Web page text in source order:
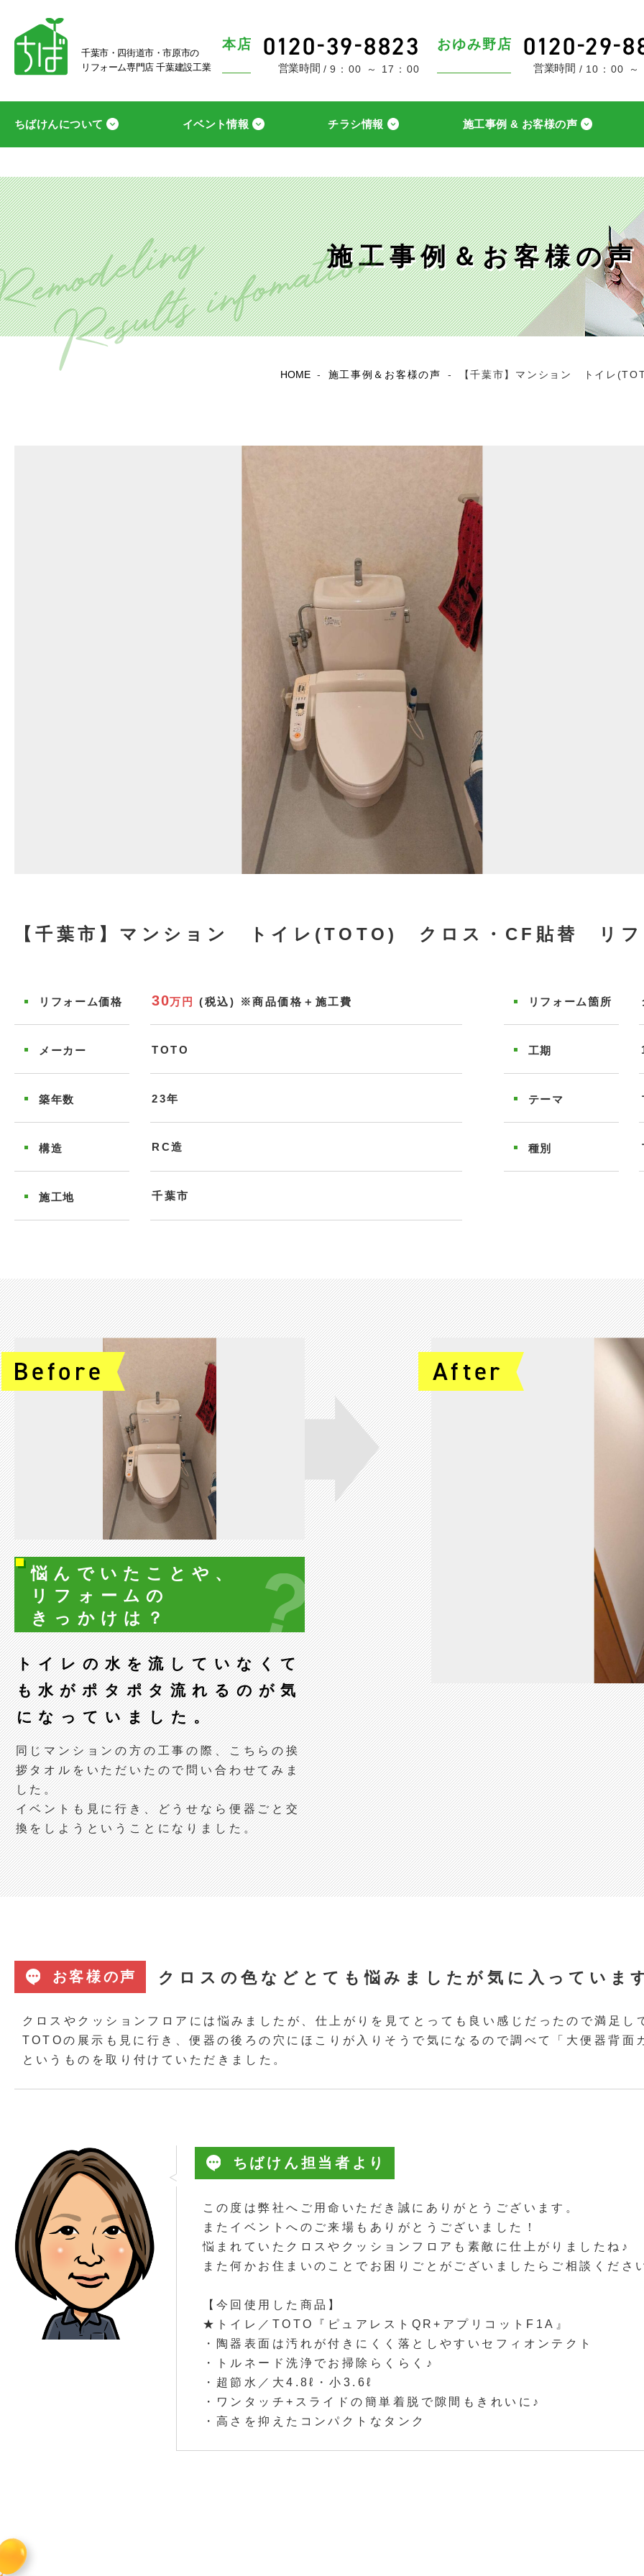
千葉市・四街道市・市原市の
リフォーム専門店 千葉建設工業
本店
営業時間 9：00 ～ 17：00
おゆみ野店
営業時間 10：00 ～
ちばけんについて イベント情報 チラシ情報 施工事例 & お客様の声
施工事例＆お客様の声
HOME - 施工事例＆お客様の声 - 【千葉市】マンション トイレ
【千葉市】マンション トイレ(TOTO) クロス・CF貼替 リフ
リフォーム価格 30万円 (税込) ※商品価格＋施工費 リフォーム箇所
メーカー TOTO 工期
築年数 23年 テーマ
構造 RC造 種別
施工地 千葉市
悩んでいたことや、
リフォームの
きっかけは？
トイレの水を流していなくて
も水がポタポタ流れるのが気
になっていました。
同じマンションの方の工事の際、こちらの挨
拶タオルをいただいたので問い合わせてみま
した。
イベントも見に行き、どうせなら便器ごと交
換をしようということになりました。
お客様の声 クロスの色などとても悩みましたが気に入っていま
クロスやクッションフロアには悩みましたが、仕上がりを見てとっても良い感じだったので満足し
TOTOの展示も見に行き、便器の後ろの穴にほこりが入りそうで気になるので調べて「大便器背面
というものを取り付けていただきました。
ちばけん担当者より
この度は弊社へご用命いただき誠にありがとうございます。
またイベントへのご来場もありがとうございました！
悩まれていたクロスやクッションフロアも素敵に仕上がりましたね♪
また何かお住まいのことでお困りごとがございましたらご相談くださ
【今回使用した商品】
★トイレ／TOTO『ピュアレストQR+アプリコットF1A』
・陶器表面は汚れが付きにくく落としやすいセフィオンテクト
・トルネード洗浄でお掃除らくらく♪
・超節水／大4.8ℓ・小3.6ℓ
・ワンタッチ+スライドの簡単着脱で隙間もきれいに♪
・高さを抑えたコンパクトなタンク